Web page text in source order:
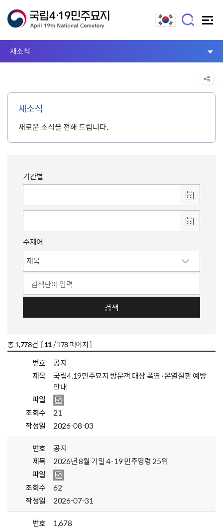
새소식
새소식
새로운 소식을 전해 드립니다.
기간별
주제어
검색
총 1,778건 [11/ 178 페이지 ]
번호
공지
제목
국립4.19민주묘지 방문객 대상 폭염·온열질환 예방
안내
파일
조회수
21
작성일
2026-08-03
번호
공지
제목
2026년 8월 기일 4·19 민주영령 25위
파일
조회수
62
작성일
2026-07-31
번호
1,678